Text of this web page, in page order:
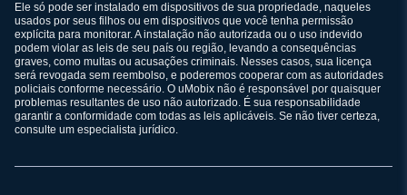
Ele só pode ser instalado em dispositivos de sua propriedade, naqueles
usados por seus filhos ou em dispositivos que você tenha permissão
explícita para monitorar. A instalação não autorizada ou o uso indevido
podem violar as leis de seu país ou região, levando a consequências
graves, como multas ou acusações criminais. Nesses casos, sua licença
será revogada sem reembolso, e poderemos cooperar com as autoridades
policiais conforme necessário. O uMobix não é responsável por quaisquer
problemas resultantes de uso não autorizado. É sua responsabilidade
garantir a conformidade com todas as leis aplicáveis. Se não tiver certeza,
consulte um especialista jurídico.